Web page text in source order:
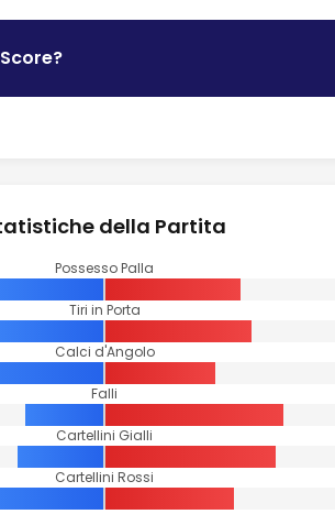
della Partita
Possesso Palla
Tiri in Porta
Calci d'Angolo
Falli
Cartellini Gialli
Cartellini Rossi